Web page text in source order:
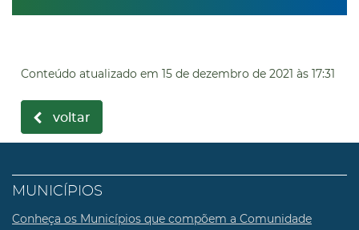
Conteúdo atualizado em 15 de dezembro de 2021 às 17:31
voltar
MUNICÍPIOS
Conheça os Municípios que compõem a Comunidade